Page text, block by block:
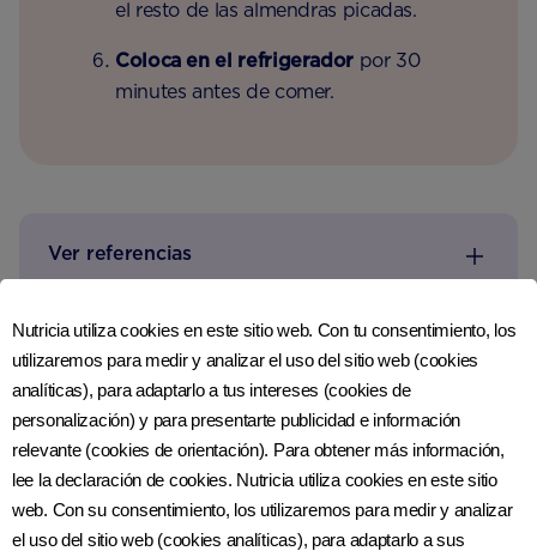
el resto de las almendras picadas.
Coloca en el refrigerador por 30
minutes antes de comer.
Ver referencias
Revisado por última vez 7 de septiembre del 2018
Nutricia utiliza cookies en este sitio web. Con tu consentimiento, los
utilizaremos para medir y analizar el uso del sitio web (cookies
analíticas), para adaptarlo a tus intereses (cookies de
personalización) y para presentarte publicidad e información
relevante (cookies de orientación). Para obtener más información,
lee la declaración de cookies. Nutricia utiliza cookies en este sitio
web. Con su consentimiento, los utilizaremos para medir y analizar
el uso del sitio web (cookies analíticas), para adaptarlo a sus